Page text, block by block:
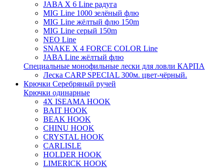
JABA X 6 Line радуга
MIG Line 1000 зелёный флю
MIG Line жёлтый флю 150m
MIG Line серый 150m
NEO Line
SNAKE X 4 FORCE COLOR Line
JABA Line жёлтый флю
Специальные монофильные лески для ловли КАРПА
Леска CARP SPECIAL 300м. цвет-чёрный.
Крючки Серебряный ручей
Крючки одинарные
4X ISEAMA HOOK
BAIT HOOK
BEAK HOOK
CHINU HOOK
CRYSTAL HOOK
CARLISLE
HOLDER HOOK
LIMERICK HOOK